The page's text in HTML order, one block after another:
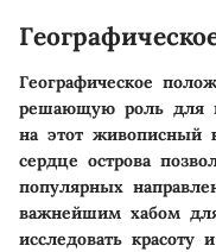
Географическое
решающую роль для
на этот живописный
сердце острова
популярных
важнейшим хабом
исследовать красоту